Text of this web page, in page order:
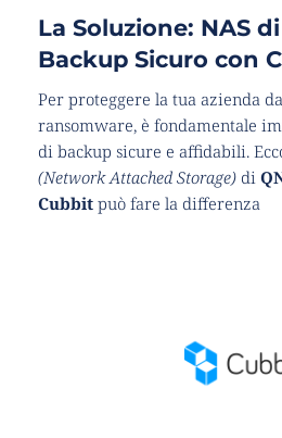
La Soluzione: NAS
Backup Sicuro con
Per proteggere la tua azienda
ransomware, è fondamentale
di backup sicure e affidabili.
(Network Attached Storage) di
Cubbit può fare la differenza